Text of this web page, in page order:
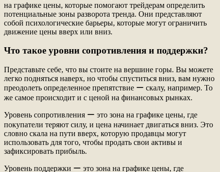
на графике цены, которые помогают трейдерам определить
потенциальные зоны разворота тренда. Они представляют
собой психологические барьеры, которые могут ограничить
движение цены вверх или вниз.
Что такое уровни сопротивления и поддержки?
Представьте себе, что вы стоите на вершине горы. Вы можете
легко подняться наверх, но чтобы спуститься вниз, вам нужно
преодолеть определенное препятствие ー скалу, например. То
же самое происходит и с ценой на финансовых рынках.
Уровень сопротивления ー это зона на графике цены, где
покупатели теряют силу, и цена начинает двигаться вниз. Это
словно скала на пути вверх, которую продавцы могут
использовать для того, чтобы продать свои активы и
зафиксировать прибыль.
Уровень поддержки ー это зона на графике цены, где